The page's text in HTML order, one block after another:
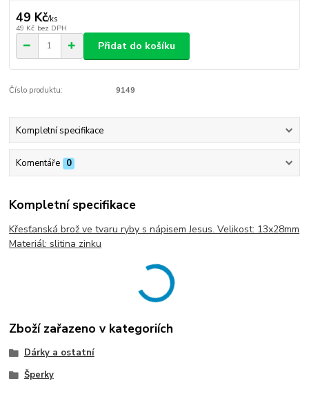
49 Kč/ks
49 Kč bez DPH
Přidat do košíku
Číslo produktu: 9149
Kompletní specifikace
Komentáře 0
Kompletní specifikace
Křesťanská brož ve tvaru ryby s nápisem Jesus. Velikost: 13x28mm
Materiál: slitina zinku
Zboží zařazeno v kategoriích
Dárky a ostatní
Šperky